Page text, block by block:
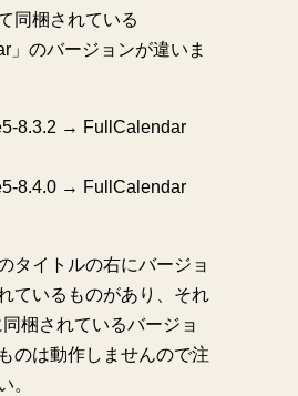
同梱されている
」のバージョンが違いま
8.3.2 → FullCalendar
8.4.0 → FullCalendar
タイトルの右にバージョ
ているものがあり、それ
梱されているバージョ
のは動作しませんので注
。